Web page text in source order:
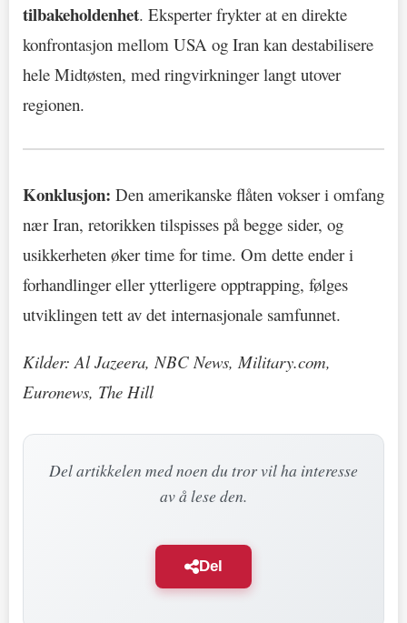
tilbakeholdenhet. Eksperter frykter at en direkte
konfrontasjon mellom USA og Iran kan destabilisere
hele Midtøsten, med ringvirkninger langt utover
regionen.
Konklusjon: Den amerikanske flåten vokser i omfang
nær Iran, retorikken tilspisses på begge sider, og
usikkerheten øker time for time. Om dette ender i
forhandlinger eller ytterligere opptrapping, følges
utviklingen tett av det internasjonale samfunnet.
Kilder: Al Jazeera, NBC News, Military.com,
Euronews, The Hill
Del artikkelen med noen du tror vil ha interesse
av å lese den.
Del